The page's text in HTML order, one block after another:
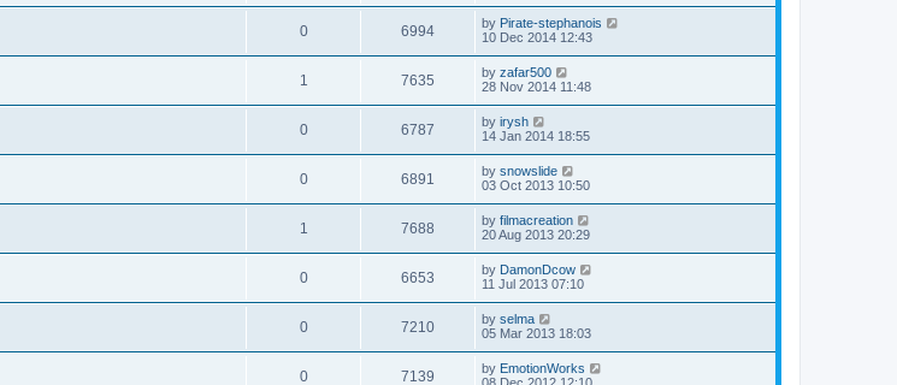
0 6994 by Pirate-stephanois
10 Dec 2014 12:43
1 7635 by zafar500
28 Nov 2014 11:48
0 6787 by irysh
14 Jan 2014 18:55
0 6891 by snowslide
03 Oct 2013 10:50
1 7688 by filmacreation
20 Aug 2013 20:29
0 6653 by DamonDcow
11 Jul 2013 07:10
0 7210 by selma
05 Mar 2013 18:03
0 7139 by EmotionWorks
08 Dec 2012 12:10